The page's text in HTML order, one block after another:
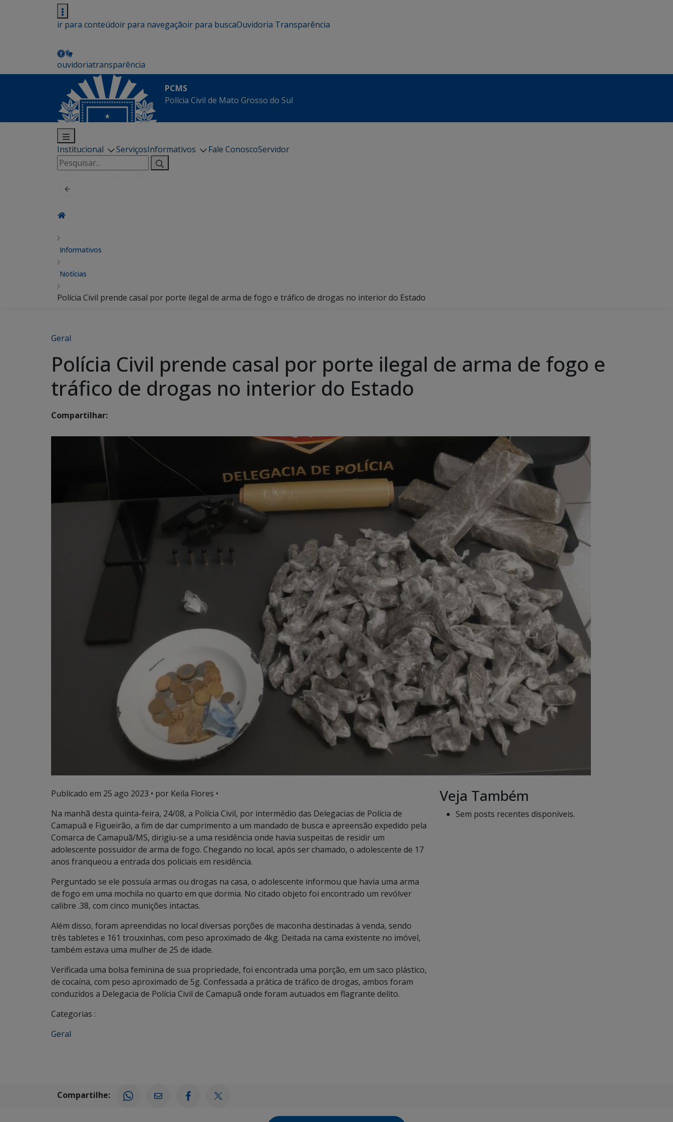
ir para conteúdoir para navegaçãoir para buscaOuvidoria Transparência
ouvidoriatransparência
PCMS
Polícia Civil de Mato Grosso do Sul
Institucional ServiçosInformativos Fale ConoscoServidor
Pesquisar
por:
Informativos
Notícias
Polícia Civil prende casal por porte ilegal de arma de fogo e tráfico de drogas no interior do Estado
Geral
Polícia Civil prende casal por porte ilegal de arma de fogo e
tráfico de drogas no interior do Estado
Compartilhar:
Publicado em 25 ago 2023 • por Keila Flores •
Na manhã desta quinta-feira, 24/08, a Polícia Civil, por intermédio das Delegacias de Polícia de
Camapuã e Figueirão, a fim de dar cumprimento a um mandado de busca e apreensão expedido pela
Comarca de Camapuã/MS, dirigiu-se a uma residência onde havia suspeitas de residir um
adolescente possuidor de arma de fogo. Chegando no local, após ser chamado, o adolescente de 17
anos franqueou a entrada dos policiais em residência.
Perguntado se ele possuía armas ou drogas na casa, o adolescente informou que havia uma arma
de fogo em uma mochila no quarto em que dormia. No citado objeto foi encontrado um revólver
calibre .38, com cinco munições intactas.
Além disso, foram apreendidas no local diversas porções de maconha destinadas à venda, sendo
três tabletes e 161 trouxinhas, com peso aproximado de 4kg. Deitada na cama existente no imóvel,
também estava uma mulher de 25 de idade.
Verificada uma bolsa feminina de sua propriedade, foi encontrada uma porção, em um saco plástico,
de cocaína, com peso aproximado de 5g. Confessada a prática de tráfico de drogas, ambos foram
conduzidos a Delegacia de Polícia Civil de Camapuã onde foram autuados em flagrante delito.
Categorias :
Geral
Veja Também
Sem posts recentes disponíveis.
Compartilhe: